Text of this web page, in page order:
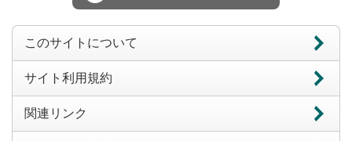
このサイトについて
サイト利用規約
関連リンク